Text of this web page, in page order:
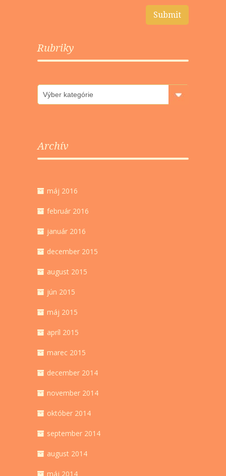
Rubriky
Rubriky
Archív
máj 2016
február 2016
január 2016
december 2015
august 2015
jún 2015
máj 2015
apríl 2015
marec 2015
december 2014
november 2014
október 2014
september 2014
august 2014
máj 2014